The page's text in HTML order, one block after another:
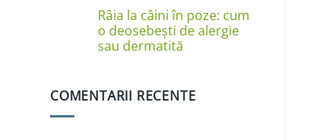
și
râie
în
poze:
dermatita,
râia,
alergia,
comentariu
la
Test
anticorpi
antirabici
(FAVN):
ghid
Râia la câini în poze: cum
o deosebești de alergie
sau dermatită
Râia
COMENTARII RECENTE